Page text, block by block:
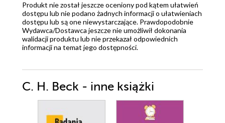
Produkt nie został jeszcze oceniony pod kątem ułatwień
dostępu lub nie podano żadnych informacji o ułatwieniach
dostępu lub są one niewystarczające. Prawdopodobnie
Wydawca/Dostawca jeszcze nie umożliwił dokonania
walidacji produktu lub nie przekazał odpowiednich
informacji na temat jego dostępności.
C. H. Beck - inne książki